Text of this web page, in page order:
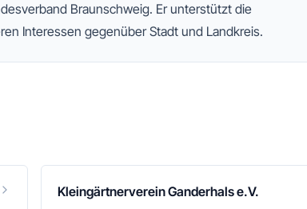
Braunschweig. Er unterstützt die
Interessen gegenüber Stadt und Landkreis.
Kleingärtnerverein Ganderhals e.V.